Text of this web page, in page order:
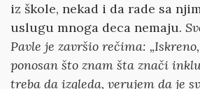
iz škole, nekad i da rade sa
uslugu mnoga deca nemaju.
Pavle je završio rečima:
ponosan što znam šta znači
treba da izgleda, verujem da je